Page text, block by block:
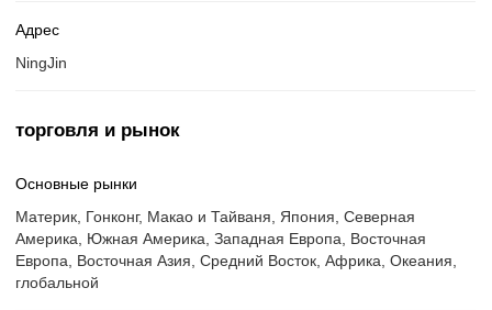
Адрес
NingJin
торговля и рынок
Основные рынки
Материк, Гонконг, Макао и Тайваня, Япония, Северная
Америка, Южная Америка, Западная Европа, Восточная
Европа, Восточная Азия, Средний Восток, Африка, Океания,
глобальной